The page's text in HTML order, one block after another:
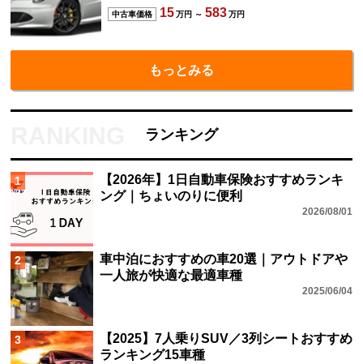
中古車価格 15万円 ～ 583万円
もっとみる
ランキング
1
【2026年】1日自動車保険おすすめランキ
ング｜ちょいのりに便利
2026/08/01
2
車中泊におすすめの車20選｜アウトドアや
一人旅が快適な最適車種
2025/06/04
3
【2025】7人乗りSUV／3列シートおすすめ
ランキング15車種